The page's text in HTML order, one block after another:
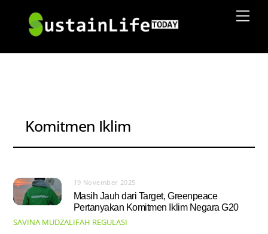
content
Komitmen Iklim
19 November 2025
Masih Jauh dari Target, Greenpeace
Pertanyakan Komitmen Iklim Negara G20
SAVINA MUDZALIFAH REGULASI